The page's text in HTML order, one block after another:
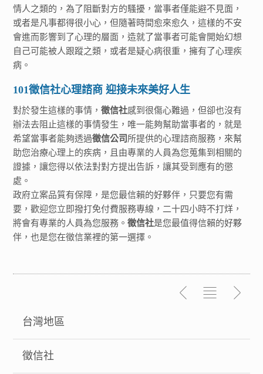
台灣地區
徵信社
情人之類的，為了阻斷對方的騷擾，當事者僅能避不見面，
或者是凡事都得很小心，但隨著時間愈來愈久，這樣的不安
會進而影響到了心理的層面，造就了當事者可能會開始幻想
自己可能被人跟蹤之類，或者是疑心病很重，擁有了心理疾
病。
101徵信社心理諮商 迎接未來美好人生
對於發生這樣的事情，徵信社感到很傷心難過，但卻也沒有
辦法去阻止這樣的事情發生，唯一能夠幫助當事者的，就是
希望當事者能夠透過徵信公司所提供的心理諮商服務，來幫
助您治療心理上的疾病，且由專業的人員為您蒐集到相關的
證據，讓您得以依法對對方提出告訴，讓其受到應有的懲
處。
政府立案品質有保障，是您最信賴的好夥伴，只要您有需
要，歡迎您立即撥打免付費服務專線，二十四小時不打烊，
將會有專業的人員為您服務。徵信社是您最值得信賴的好夥
伴，也是您在徵信業裡的第一選擇。